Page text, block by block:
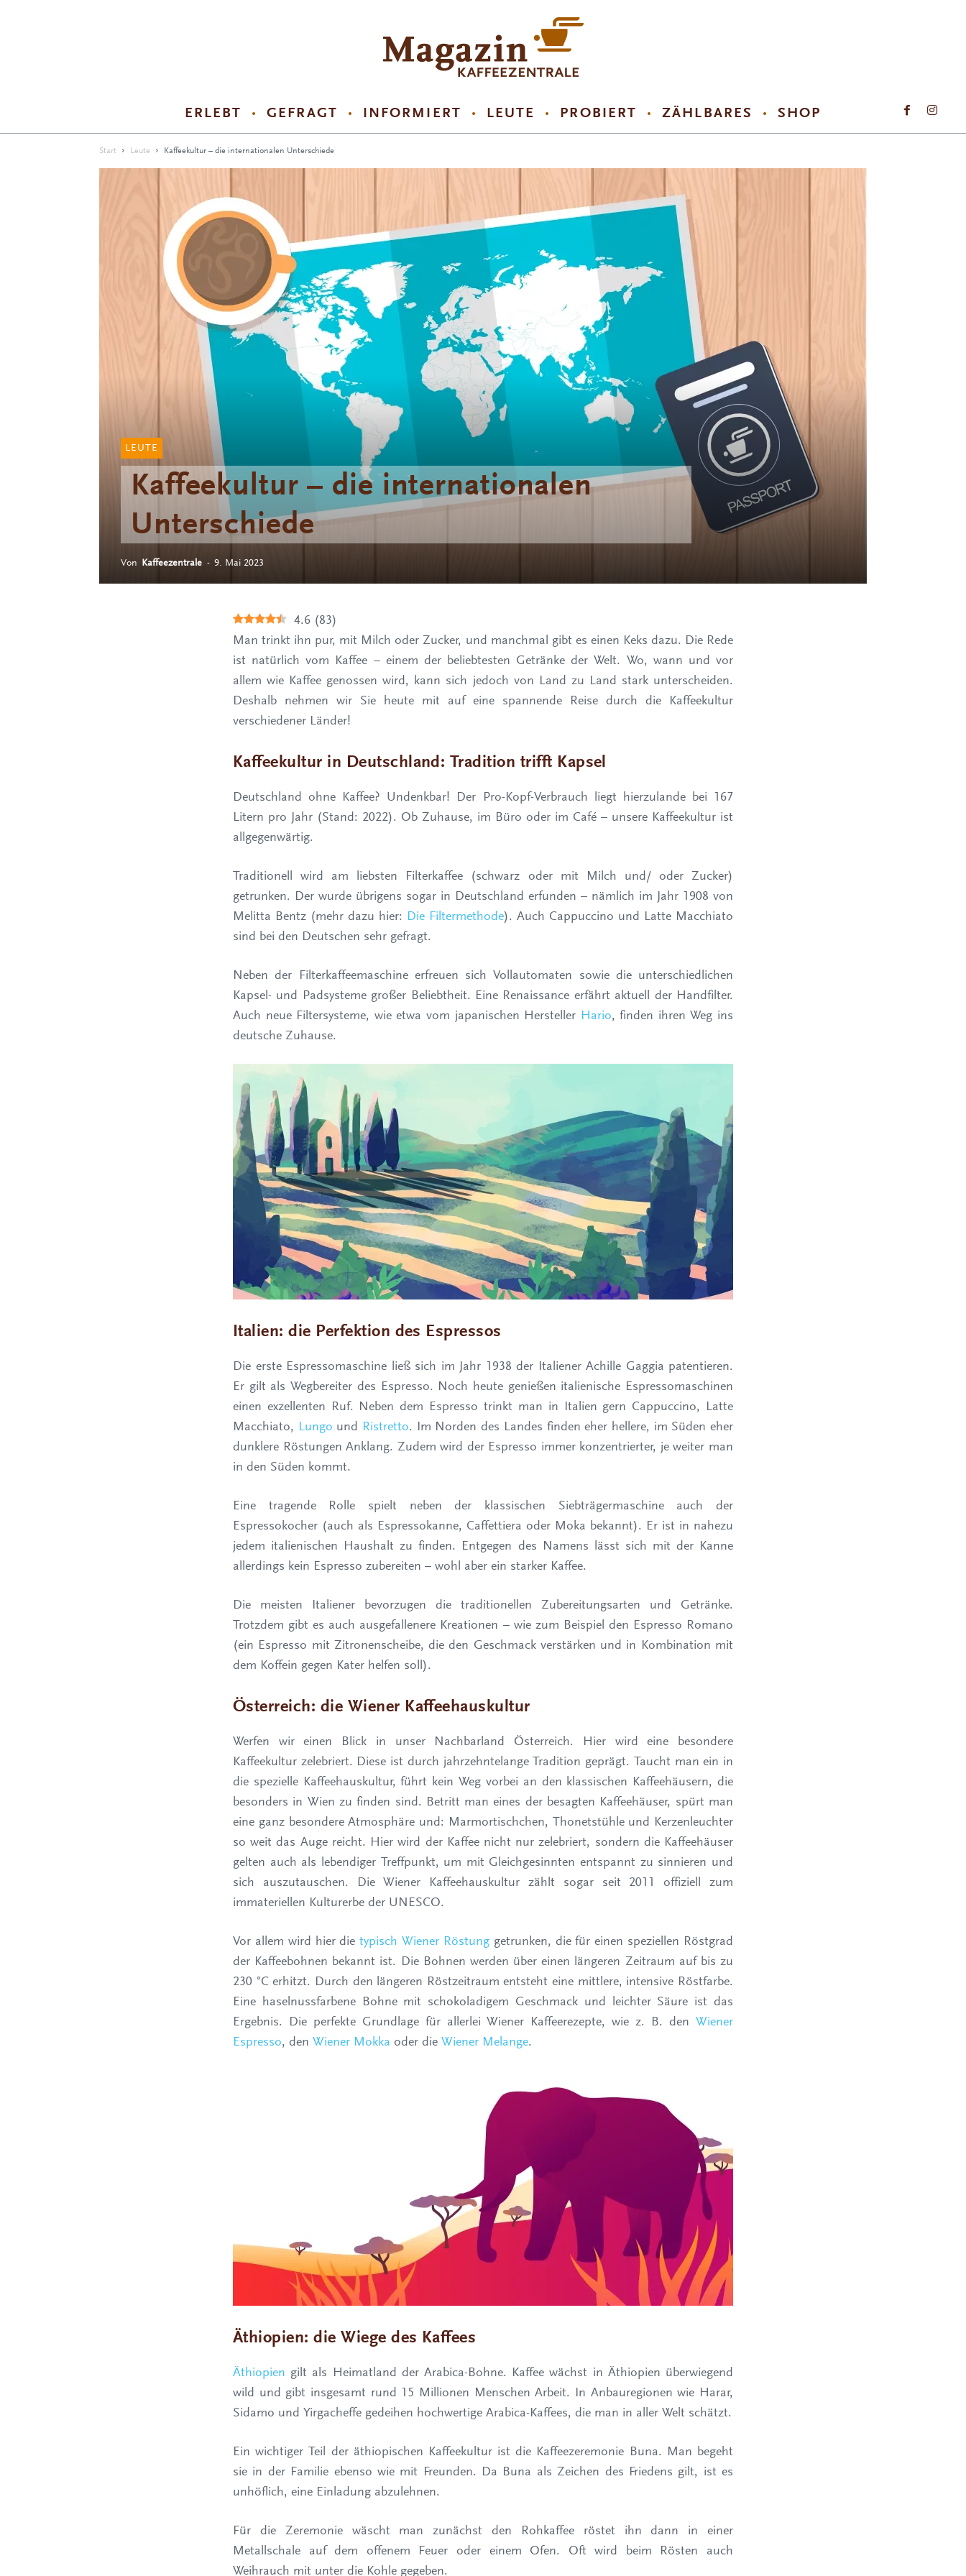
Magazin
ERLEBT GEFRAGT INFORMIERT LEUTE PROBIERT ZÄHLBARES SHOP
Start Leute Kaffeekultur – die internationalen Unterschiede
LEUTE
Kaffeekultur – die internationalen
Unterschiede
Von Kaffeezentrale - 9. Mai 2023
4.6 (83)
Man trinkt ihn pur, mit Milch oder Zucker, und manchmal gibt es einen Keks dazu. Die Rede
ist natürlich vom Kaffee – einem der beliebtesten Getränke der Welt. Wo, wann und vor
allem wie Kaffee genossen wird, kann sich jedoch von Land zu Land stark unterscheiden.
Deshalb nehmen wir Sie heute mit auf eine spannende Reise durch die Kaffeekultur
verschiedener Länder!
Kaffeekultur in Deutschland: Tradition trifft Kapsel
Deutschland ohne Kaffee? Undenkbar! Der Pro-Kopf-Verbrauch liegt hierzulande bei 167
Litern pro Jahr (Stand: 2022). Ob Zuhause, im Büro oder im Café – unsere Kaffeekultur ist
allgegenwärtig.
Traditionell wird am liebsten Filterkaffee (schwarz oder mit Milch und/ oder Zucker)
getrunken. Der wurde übrigens sogar in Deutschland erfunden – nämlich im Jahr 1908 von
Melitta Bentz (mehr dazu hier: Die Filtermethode). Auch Cappuccino und Latte Macchiato
sind bei den Deutschen sehr gefragt.
Neben der Filterkaffeemaschine erfreuen sich Vollautomaten sowie die unterschiedlichen
Kapsel- und Padsysteme großer Beliebtheit. Eine Renaissance erfährt aktuell der Handfilter.
Auch neue Filtersysteme, wie etwa vom japanischen Hersteller Hario, finden ihren Weg ins
deutsche Zuhause.
Italien: die Perfektion des Espressos
Die erste Espressomaschine ließ sich im Jahr 1938 der Italiener Achille Gaggia patentieren.
Er gilt als Wegbereiter des Espresso. Noch heute genießen italienische Espressomaschinen
einen exzellenten Ruf. Neben dem Espresso trinkt man in Italien gern Cappuccino, Latte
Macchiato, Lungo und Ristretto. Im Norden des Landes finden eher hellere, im Süden eher
dunklere Röstungen Anklang. Zudem wird der Espresso immer konzentrierter, je weiter man
in den Süden kommt.
Eine tragende Rolle spielt neben der klassischen Siebträgermaschine auch der
Espressokocher (auch als Espressokanne, Caffettiera oder Moka bekannt). Er ist in nahezu
jedem italienischen Haushalt zu finden. Entgegen des Namens lässt sich mit der Kanne
allerdings kein Espresso zubereiten – wohl aber ein starker Kaffee.
Die meisten Italiener bevorzugen die traditionellen Zubereitungsarten und Getränke.
Trotzdem gibt es auch ausgefallenere Kreationen – wie zum Beispiel den Espresso Romano
(ein Espresso mit Zitronenscheibe, die den Geschmack verstärken und in Kombination mit
dem Koffein gegen Kater helfen soll).
Österreich: die Wiener Kaffeehauskultur
Werfen wir einen Blick in unser Nachbarland Österreich. Hier wird eine besondere
Kaffeekultur zelebriert. Diese ist durch jahrzehntelange Tradition geprägt. Taucht man ein in
die spezielle Kaffeehauskultur, führt kein Weg vorbei an den klassischen Kaffeehäusern, die
besonders in Wien zu finden sind. Betritt man eines der besagten Kaffeehäuser, spürt man
eine ganz besondere Atmosphäre und: Marmortischchen, Thonetstühle und Kerzenleuchter
so weit das Auge reicht. Hier wird der Kaffee nicht nur zelebriert, sondern die Kaffeehäuser
gelten auch als lebendiger Treffpunkt, um mit Gleichgesinnten entspannt zu sinnieren und
sich auszutauschen. Die Wiener Kaffeehauskultur zählt sogar seit 2011 offiziell zum
immateriellen Kulturerbe der UNESCO.
Vor allem wird hier dietypisch Wiener Röstunggetrunken, die für einen speziellen Röstgrad
der Kaffeebohnen bekannt ist. Die Bohnen werden über einen längeren Zeitraum auf bis zu
230 °C erhitzt. Durch den längeren Röstzeitraum entsteht eine mittlere, intensive Röstfarbe.
Eine haselnussfarbene Bohne mit schokoladigem Geschmack und leichter Säure ist das
Ergebnis. Die perfekte Grundlage für allerlei Wiener Kaffeerezepte, wie z. B. den Wiener
Espresso, den Wiener Mokka oder die Wiener Melange.
Äthiopien: die Wiege des Kaffees
Äthiopien gilt als Heimatland der Arabica-Bohne. Kaffee wächst in Äthiopien überwiegend
wild und gibt insgesamt rund 15 Millionen Menschen Arbeit. In Anbauregionen wie Harar,
Sidamo und Yirgacheffe gedeihen hochwertige Arabica-Kaffees, die man in aller Welt schätzt.
Ein wichtiger Teil der äthiopischen Kaffeekultur ist die Kaffeezeremonie Buna. Man begeht
sie in der Familie ebenso wie mit Freunden. Da Buna als Zeichen des Friedens gilt, ist es
unhöflich, eine Einladung abzulehnen.
Für die Zeremonie wäscht man zunächst den Rohkaffee röstet ihn dann in einer
Metallschale auf dem offenem Feuer oder einem Ofen. Oft wird beim Rösten auch
Weihrauch mit unter die Kohle gegeben.